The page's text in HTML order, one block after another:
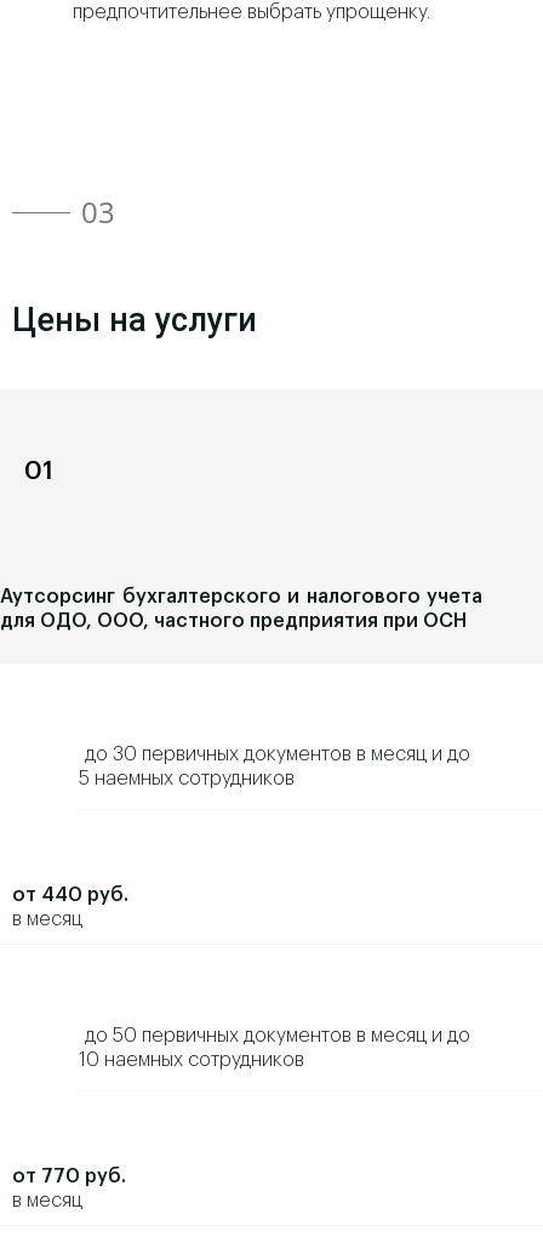
предпочтительнее выбрать упрощенку.
03
Цены на услуги
01
Аутсорсинг бухгалтерского и налогового учета
для ОДО, ООО, частного предприятия при ОСН
до 30 первичных документов в месяц и до
5 наемных сотрудников
от 440 руб.
в месяц
до 50 первичных документов в месяц и до
10 наемных сотрудников
от 770 руб.
в месяц